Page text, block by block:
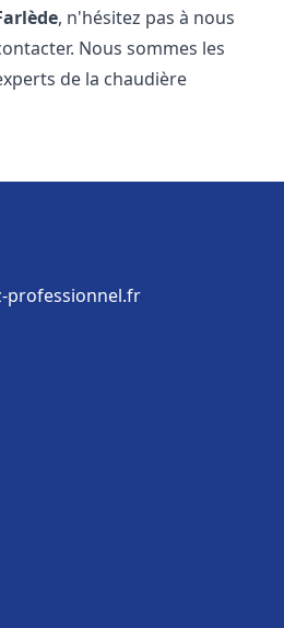
, n'hésitez pas à nous
Nous sommes les
de la chaudière
professionnel.fr